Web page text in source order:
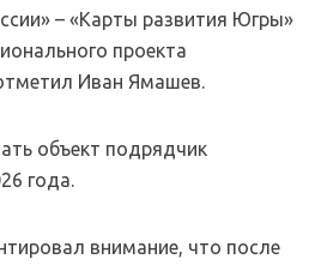
– «Карты развития Югры»
проекта
Иван Ямашев.
объект подрядчик
года.
внимание, что после